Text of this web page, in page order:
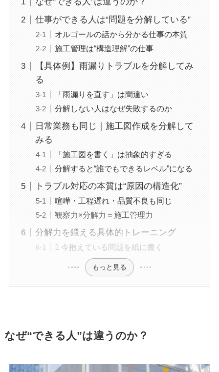
仕事ができる人は“問題を分解している”
オルゴールの話から分かる仕事の本質
施工管理は“構造理解”の仕事
【具体例】雨漏りトラブルを分解してみ
る
「雨漏りを直す」は間違い
分解しない人はなぜ失敗するのか
日常業務も同じ｜施工図作成を分解して
みる
「施工図を書く」は抽象的すぎる
分解すると“誰でもできるレベル”になる
トラブル対応の本質は“原因の構造化”
喧嘩・工程遅れ・品質不良も同じ
観察力×分解力＝施工管理力
分解力を鍛える具体的トレーニング
1 今抱えている問題を紙に書く
もっと見る
なぜ“できる人”は違うのか？